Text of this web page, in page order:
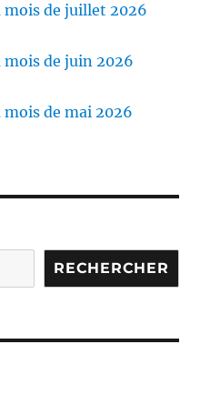
mois de juillet 2026
de juin 2026
de mai 2026
RECHERCHER